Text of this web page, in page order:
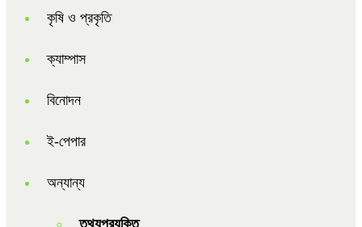
কৃষি ও প্রকৃতি
ক্যাম্পাস
বিনোদন
ই-পেপার
অন্যান্য
তথ্যপ্রযুক্তি